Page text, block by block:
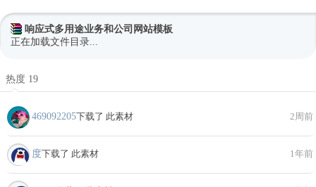
响应式多用途业务和公司网站模板
正在加载文件目录...
热度 19
469092205下载了 此素材 2周前
度下载了 此素材 1年前